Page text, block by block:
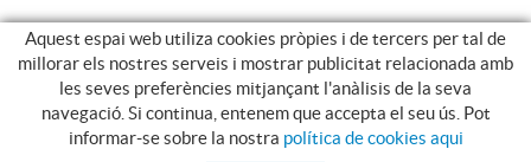
CATEGORIES
Aquest espai web utiliza cookies pròpies i de tercers per tal de
millorar els nostres serveis i mostrar publicitat relacionada amb
les seves preferències mitjançant l'anàlisis de la seva
navegació. Si continua, entenem que accepta el seu ús. Pot
informar-se sobre la nostra política de cookies aqui